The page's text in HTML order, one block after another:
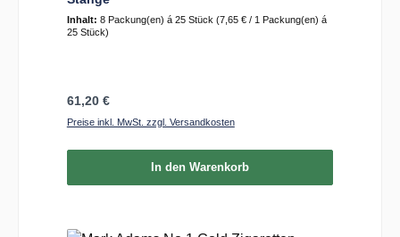
Inhalt: 8 Packung(en) á 25 Stück (7,65 € / 1 Packung(en) á
25 Stück)
Regulärer Preis:
61,20 €
Preise inkl. MwSt. zzgl. Versandkosten
In den Warenkorb